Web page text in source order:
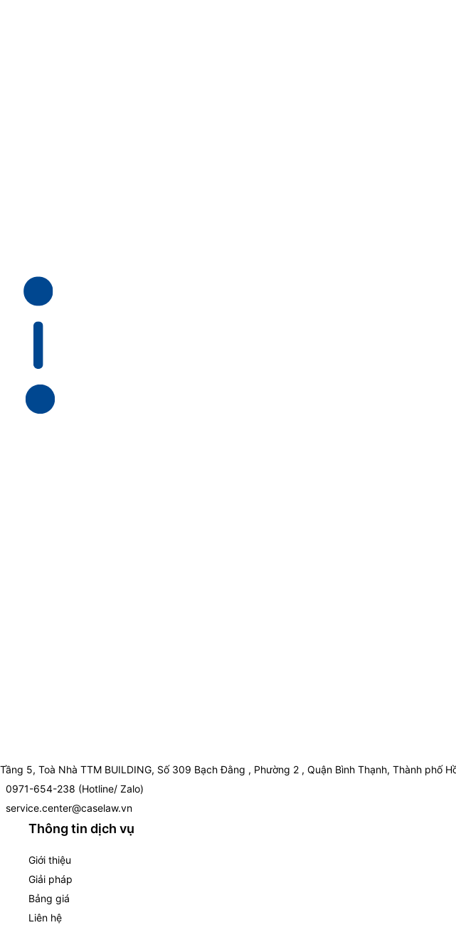
Tầng 5, Toà Nhà TTM BUILDING, Số 309 Bạch Đằng , Phường 2 , Quận Bình Thạnh, Thành phố
0971-654-238 (Hotline/ Zalo)
service.center@caselaw.vn
Thông tin dịch vụ
Giới thiệu
Giải pháp
Bảng giá
Liên hệ